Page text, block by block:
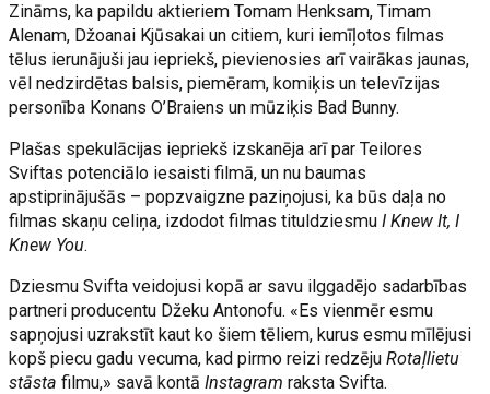
Zināms, ka papildu aktieriem Tomam Henksam, Timam
Alenam, Džoanai Kjūsakai un citiem, kuri iemīļotos filmas
tēlus ierunājuši jau iepriekš, pievienosies arī vairākas jaunas,
vēl nedzirdētas balsis, piemēram, komiķis un televīzijas
personība Konans O’Braiens un mūziķis Bad Bunny.
Plašas spekulācijas iepriekš izskanēja arī par Teilores
Sviftas potenciālo iesaisti filmā, un nu baumas
apstiprinājušās – popzvaigzne paziņojusi, ka būs daļa no
filmas skaņu celiņa, izdodot filmas tituldziesmuI Knew It, I
Knew You.
Dziesmu Svifta veidojusi kopā ar savu ilggadējo sadarbības
partneri producentu Džeku Antonofu. «Es vienmēr esmu
sapņojusi uzrakstīt kaut ko šiem tēliem, kurus esmu mīlējusi
kopš piecu gadu vecuma, kad pirmo reizi redzējuRotaļlietu
stāstafilmu,» savā kontāInstagramraksta Svifta.